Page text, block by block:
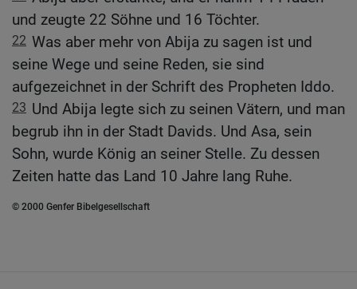
und zeugte 22 Söhne und 16 Töchter.
22 Was aber mehr von Abija zu sagen ist und
seine Wege und seine Reden, sie sind
aufgezeichnet in der Schrift des Propheten Iddo.
23 Und Abija legte sich zu seinen Vätern, und man
begrub ihn in der Stadt Davids. Und Asa, sein
Sohn, wurde König an seiner Stelle. Zu dessen
Zeiten hatte das Land 10 Jahre lang Ruhe.
© 2000 Genfer Bibelgesellschaft